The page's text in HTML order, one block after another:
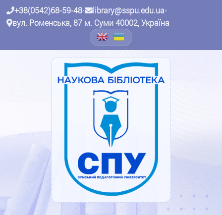
+38(0542)68-59-48• library@sspu.edu.ua•
вул. Роменська, 87 м. Суми 40002, Україна